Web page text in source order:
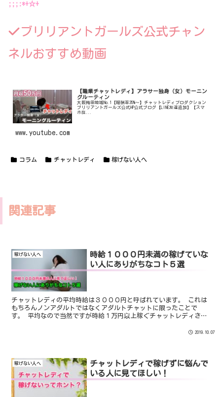
;;;:*+☆+
ブリリアントガールズ公式チャン
ネルおすすめ動画
【職業チャットレディ】アラサー独身（女）モーニン
グルーティン
大阪梅田地域No.1【報酬率35%〜】チャットレディプロダクション
ブリリアントガールズ公式HP公式ブログ【LINE友達追加】【スマ
ホ在...
www.youtube.com
コラム チャットレディ 稼げない人へ
関連記事
稼げない人へ
時給１０００円未満の稼げていな
い人にありがちなコト５選
チャットレディの平均時給は３０００円と呼ばれています。 これは
もちろんノンアダルトではなくアダルトチャットに限ったことで
す。 平均なので当然ですが時給１万円以上稼ぐチャットレディさん
2019.10.07
稼げない人へ
チャットレディで稼げずに悩んで
いる人に見てほしい！